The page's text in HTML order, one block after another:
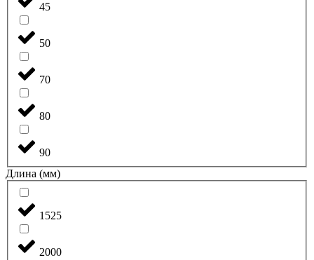
45
50
70
80
90
Длина (мм)
1525
2000